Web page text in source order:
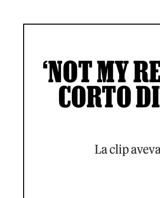
‘NOT MY
CORTO
La clip